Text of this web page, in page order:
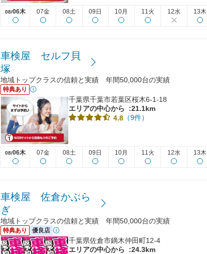
08/06木 07金 08土 09日 10月 11火 12水 13木
車検屋 セルフ貝
塚
地域トップクラスの信頼と実績 年間50,000台の実績
特典あり
千葉県千葉市若葉区桜木6-1-18
エリアの中心から
:21.1km
4.8 （9件）
08/06木 07金 08土 09日 10月 11火 12水 13木
車検屋 佐倉かぶら
ぎ
地域トップクラスの信頼と実績 年間50,000台の実績
特典あり 優良店
千葉県佐倉市鏑木仲田町12-4
エリアの中心から
:24.3km